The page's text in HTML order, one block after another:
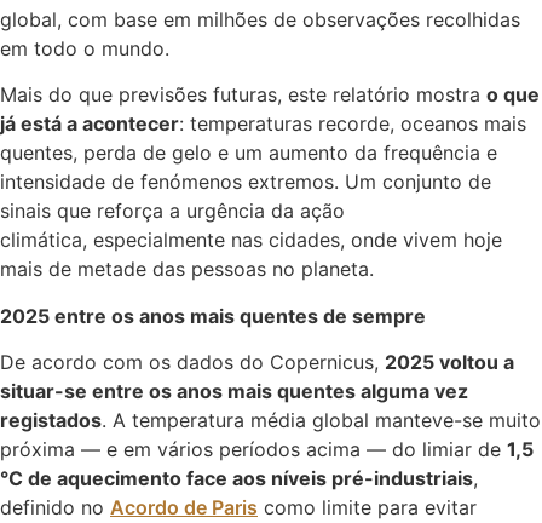
global, com base em milhões de observações recolhidas
em todo o mundo.
Mais do que previsões futuras, este relatório mostra o que
já está a acontecer: temperaturas recorde, oceanos mais
quentes, perda de gelo e um aumento da frequência e
intensidade de fenómenos extremos. Um conjunto de
sinais que reforça a urgência da ação
climática, especialmente nas cidades, onde vivem hoje
mais de metade das pessoas no planeta.
2025 entre os anos mais quentes de sempre
De acordo com os dados do Copernicus, 2025 voltou a
situar-se entre os anos mais quentes alguma vez
registados. A temperatura média global manteve-se muito
próxima — e em vários períodos acima — do limiar de 1,5
°C de aquecimento face aos níveis pré-industriais,
definido no Acordo de Paris como limite para evitar